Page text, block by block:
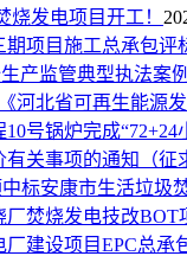
烧发电项目开工！
期项目施工总承包评
产监管典型执法案例
河北省可再生能源
号锅炉完成“72+24
关事项的通知（征
标安康市生活垃圾
焚烧发电技改BOT
建设项目EPC总承